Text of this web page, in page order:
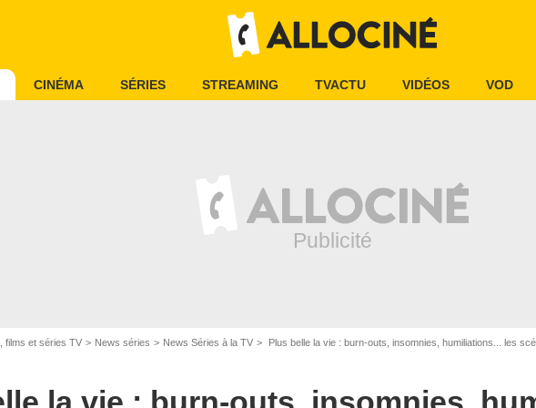
CINÉMA SÉRIES STREAMING TVACTU VIDÉOS VOD
films et séries TV News séries News Séries à la TV Plus belle la vie : burn-outs, insomnies, humiliations... les